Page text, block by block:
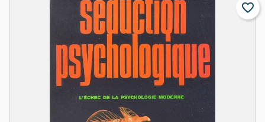
favorite_border